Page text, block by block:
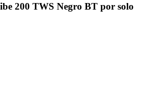
200 TWS Negro BT por solo